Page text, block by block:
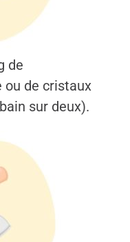
de
ou de cristaux
sur deux).